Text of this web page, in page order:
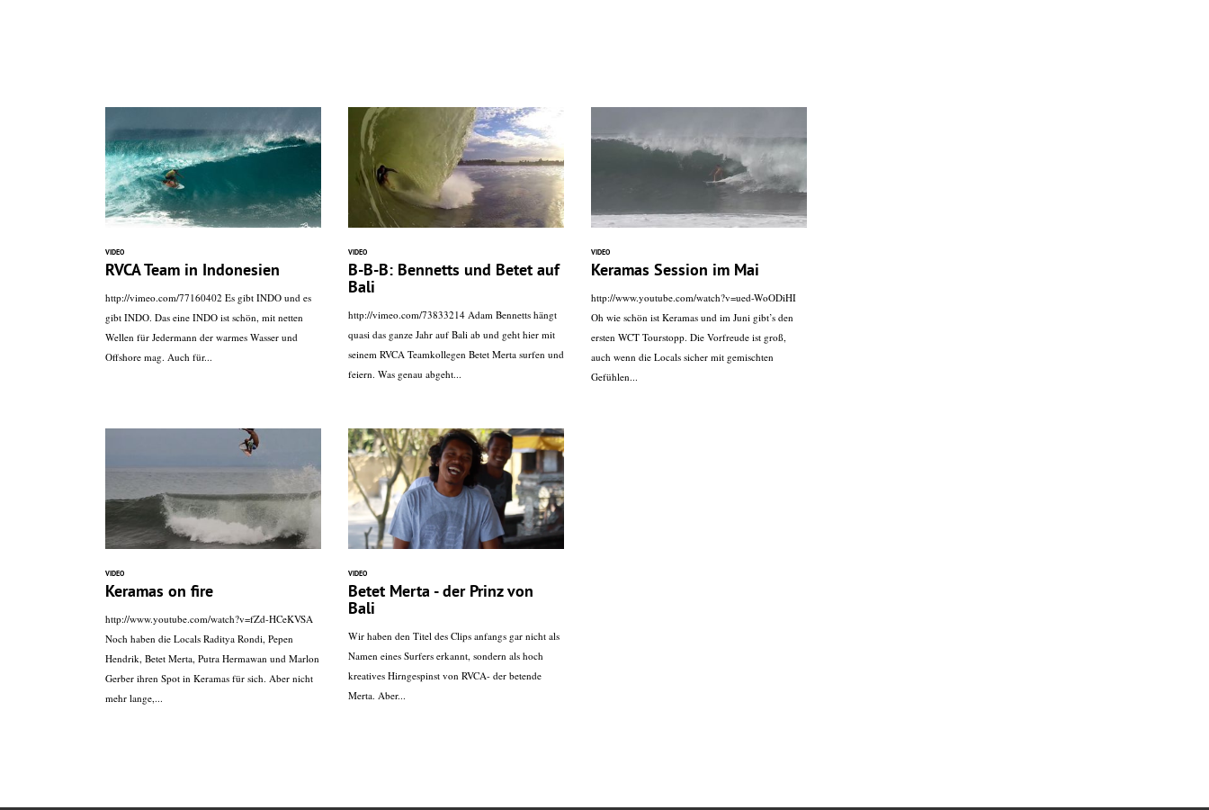
VIDEO
RVCA Team in Indonesien
http://vimeo.com/77160402 Es gibt INDO und es
gibt INDO. Das eine INDO ist schön, mit netten
Wellen für Jedermann der warmes Wasser und
Offshore mag. Auch für...
VIDEO
B-B-B: Bennetts und Betet auf
Bali
http://vimeo.com/73833214 Adam Bennetts hängt
quasi das ganze Jahr auf Bali ab und geht hier mit
seinem RVCA Teamkollegen Betet Merta surfen und
feiern. Was genau abgeht...
VIDEO
Keramas Session im Mai
http://www.youtube.com/watch?v=ued-WoODiHI
Oh wie schön ist Keramas und im Juni gibt’s den
ersten WCT Tourstopp. Die Vorfreude ist groß,
auch wenn die Locals sicher mit gemischten
Gefühlen...
VIDEO
Keramas on fire
http://www.youtube.com/watch?v=fZd-HCeKVSA
Noch haben die Locals Raditya Rondi, Pepen
Hendrik, Betet Merta, Putra Hermawan und Marlon
Gerber ihren Spot in Keramas für sich. Aber nicht
mehr lange,...
VIDEO
Betet Merta - der Prinz von
Bali
Wir haben den Titel des Clips anfangs gar nicht als
Namen eines Surfers erkannt, sondern als hoch
kreatives Hirngespinst von RVCA- der betende
Merta. Aber...